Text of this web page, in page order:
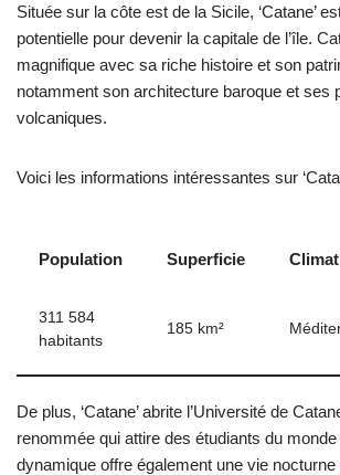
Située sur la côte est de la Sicile, ‘Catane’
potentielle pour devenir la capitale de l’île.
magnifique avec sa riche histoire et son
notamment son architecture baroque et ses
volcaniques.
Voici les informations intéressantes sur
Population Superficie Climat
311 584
habitants
185 km²
De plus, ‘Catane’ abrite l’Université de
renommée qui attire des étudiants du
dynamique offre également une vie